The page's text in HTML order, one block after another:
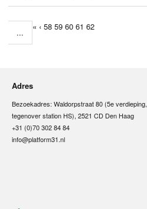
« ‹
...
58 59 60 61 62
Adres
Bezoekadres: Waldorpstraat 80 (5e verdieping,
tegenover station HS), 2521 CD Den Haag
+31 (0)70 302 84 84
info@platform31.nl